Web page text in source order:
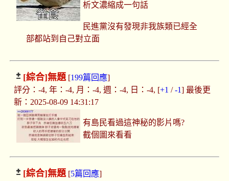
析文濃縮成一句話
民進黨沒有發現非我族類已經全
部都站到自己對立面
[綜合]無題[199篇回應]
評分：-4, 年：-4, 月：-4, 週：-4, 日：-4, [+1 /-1] 最後更
新：2025-08-09 14:31:17
有島民看過這神秘的影片嗎?
截個圖來看看
[綜合]無題[5篇回應]